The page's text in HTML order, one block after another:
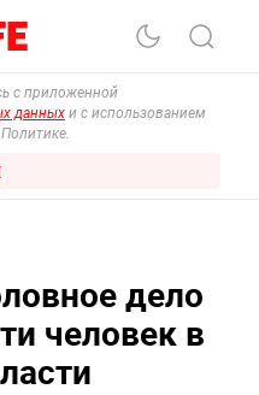
с приложенной
данных и с использованием
дело
человек в